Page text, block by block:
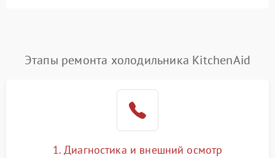
Этапы ремонта холодильника KitchenAid
1. Диагностика и внешний осмотр